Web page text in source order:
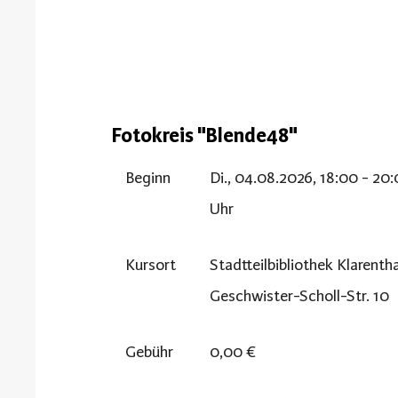
Fotokreis "Blende48"
Beginn
Di., 04.08.2026, 18:00 -
Uhr
Kursort
Stadtteilbibliothek
Geschwister-Scholl-Str. 10
Gebühr 0,00 €